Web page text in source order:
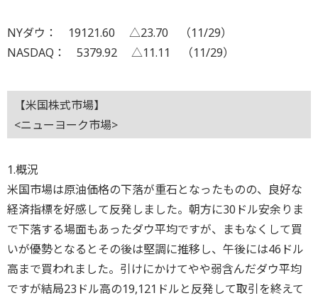
NYダウ： 19121.60 △23.70 （11/29）
NASDAQ： 5379.92 △11.11 （11/29）
【米国株式市場】
<ニューヨーク市場>
1.概況
米国市場は原油価格の下落が重石となったものの、良好な
経済指標を好感して反発しました。朝方に30ドル安余りま
で下落する場面もあったダウ平均ですが、まもなくして買
いが優勢となるとその後は堅調に推移し、午後には46ドル
高まで買われました。引けにかけてやや弱含んだダウ平均
ですが結局23ドル高の19,121ドルと反発して取引を終えて